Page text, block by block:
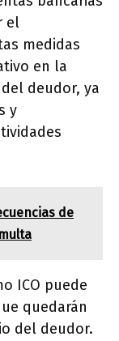
el
medidas
en la
deudor, ya
y
de
ICO puede
quedarán
del deudor.